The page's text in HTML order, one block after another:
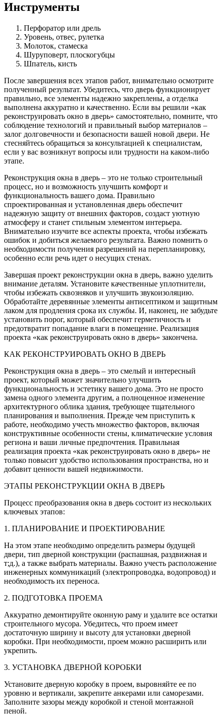
Инструменты
Перфоратор или дрель
Уровень, отвес, рулетка
Молоток, стамеска
Шуруповерт, плоскогубцы
Шпатель, кисть
После завершения всех этапов работ, внимательно осмотрите
полученный результат. Убедитесь, что дверь функционирует
правильно, все элементы надежно закреплены, а отделка
выполнена аккуратно и качественно. Если вы решили «как
реконструировать окно в дверь» самостоятельно, помните, что
соблюдение технологий и правильный выбор материалов –
залог долговечности и безопасности вашей новой двери. Не
стесняйтесь обращаться за консультацией к специалистам,
если у вас возникнут вопросы или трудности на каком-либо
этапе.
Реконструкция окна в дверь – это не только строительный
процесс, но и возможность улучшить комфорт и
функциональность вашего дома. Правильно
спроектированная и установленная дверь обеспечит
надежную защиту от внешних факторов, создаст уютную
атмосферу и станет стильным элементом интерьера.
Внимательно изучите все аспекты проекта, чтобы избежать
ошибок и добиться желаемого результата. Важно помнить о
необходимости получения разрешений на перепланировку,
особенно если речь идет о несущих стенах.
Завершая проект реконструкции окна в дверь, важно уделить
внимание деталям. Установите качественные уплотнители,
чтобы избежать сквозняков и улучшить звукоизоляцию.
Обработайте деревянные элементы антисептиком и защитным
лаком для продления срока их службы. И, наконец, не забудьте
установить порог, который обеспечит герметичность и
предотвратит попадание влаги в помещение. Реализация
проекта «как реконструировать окно в дверь» закончена.
КАК РЕКОНСТРУИРОВАТЬ ОКНО В ДВЕРЬ
Реконструкция окна в дверь – это смелый и интересный
проект, который может значительно улучшить
функциональность и эстетику вашего дома. Это не просто
замена одного элемента другим, а полноценное изменение
архитектурного облика здания, требующее тщательного
планирования и выполнения. Прежде чем приступить к
работе, необходимо учесть множество факторов, включая
конструктивные особенности стены, климатические условия
региона и ваши личные предпочтения. Правильная
реализация проекта «как реконструировать окно в дверь» не
только повысит удобство использования пространства, но и
добавит ценности вашей недвижимости.
ЭТАПЫ РЕКОНСТРУКЦИИ ОКНА В ДВЕРЬ
Процесс преобразования окна в дверь состоит из нескольких
ключевых этапов:
1. ПЛАНИРОВАНИЕ И ПРОЕКТИРОВАНИЕ
На этом этапе необходимо определить размеры будущей
двери, тип дверной конструкции (распашная, раздвижная и
т;д.), а также выбрать материалы. Важно учесть расположение
инженерных коммуникаций (электропроводка, водопровод) и
необходимость их переноса.
2. ПОДГОТОВКА ПРОЕМА
Аккуратно демонтируйте оконную раму и удалите все остатки
строительного мусора. Убедитесь, что проем имеет
достаточную ширину и высоту для установки дверной
коробки. При необходимости, проем можно расширить или
укрепить.
3. УСТАНОВКА ДВЕРНОЙ КОРОБКИ
Установите дверную коробку в проем, выровняйте ее по
уровню и вертикали, закрепите анкерами или саморезами.
Заполните зазоры между коробкой и стеной монтажной
пеной.